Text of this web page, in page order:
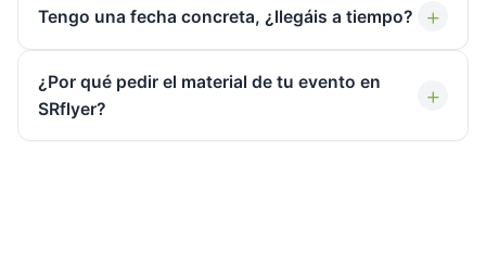
Tengo una fecha concreta, ¿llegáis a tiempo? +
¿Por qué pedir el material de tu evento en
SRflyer?
+